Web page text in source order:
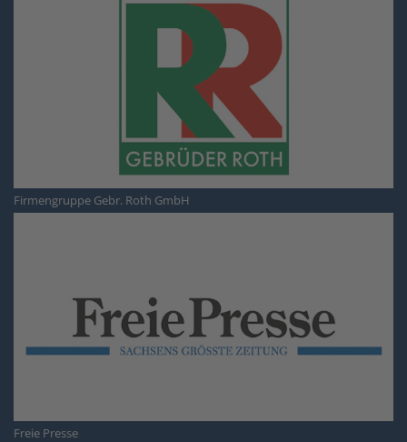
Firmengruppe Gebr. Roth GmbH
Freie Presse